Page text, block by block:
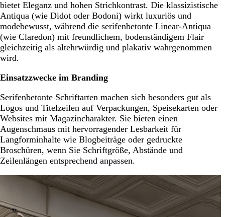
bietet Eleganz und hohen Strichkontrast. Die klassizistische
Antiqua (wie Didot oder Bodoni) wirkt luxuriös und
modebewusst, während die serifenbetonte Linear-Antiqua
(wie Claredon) mit freundlichem, bodenständigem Flair
gleichzeitig als altehrwürdig und plakativ wahrgenommen
wird.
Einsatzzwecke im Branding
Serifenbetonte Schriftarten machen sich besonders gut als
Logos und Titelzeilen auf Verpackungen, Speisekarten oder
Websites mit Magazincharakter. Sie bieten einen
Augenschmaus mit hervorragender Lesbarkeit für
Langforminhalte wie Blogbeiträge oder gedruckte
Broschüren, wenn Sie Schriftgröße, Abstände und
Zeilenlängen entsprechend anpassen.